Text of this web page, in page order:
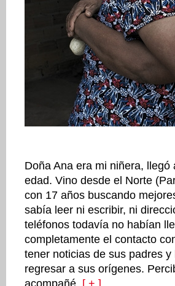
Doña Ana era mi niñera,
edad. Vino desde el Norte
con 17 años buscando
sabía leer ni escribir, ni
teléfonos todavía no habían
completamente el contacto
tener noticias de sus padres
regresar a sus orígenes.
acompañé. [ + ]